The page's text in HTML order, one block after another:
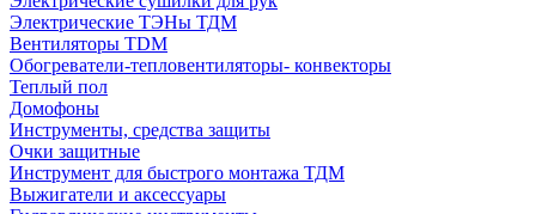
Электрические ТЭНы ТДМ
Вентиляторы TDM
Обогреватели-тепловентиляторы- конвекторы
Теплый пол
Домофоны
Инструменты, средства защиты
Очки защитные
Инструмент для быстрого монтажа ТДМ
Выжигатели и аксессуары